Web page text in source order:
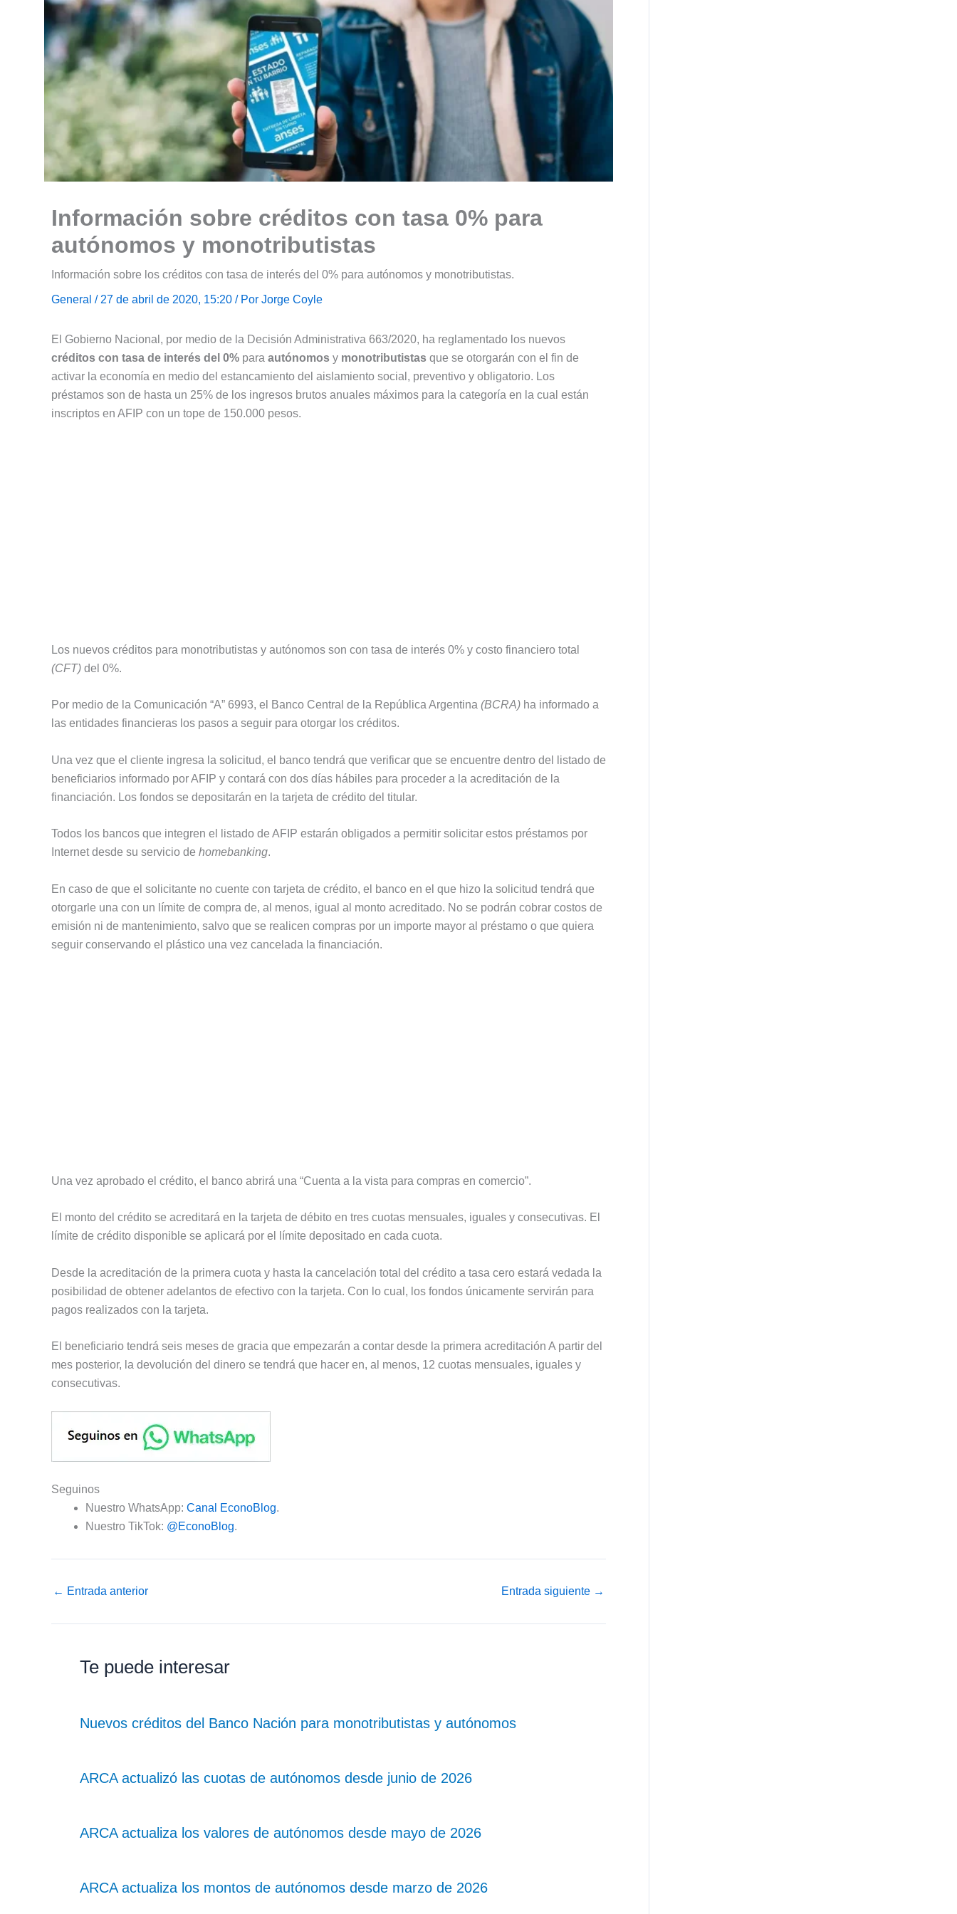
Información sobre créditos con tasa 0% para
autónomos y monotributistas
Información sobre los créditos con tasa de interés del 0% para autónomos y monotributistas.
General / 27 de abril de 2020, 15:20 / Por Jorge Coyle
El Gobierno Nacional, por medio de la Decisión Administrativa 663/2020, ha reglamentado los nuevos
créditos con tasa de interés del 0% para autónomos y monotributistas que se otorgarán con el fin de
activar la economía en medio del estancamiento del aislamiento social, preventivo y obligatorio. Los
préstamos son de hasta un 25% de los ingresos brutos anuales máximos para la categoría en la cual están
inscriptos en AFIP con un tope de 150.000 pesos.
Los nuevos créditos para monotributistas y autónomos son con tasa de interés 0% y costo financiero total
(CFT) del 0%.
Por medio de la Comunicación “A” 6993, el Banco Central de la República Argentina (BCRA) ha informado a
las entidades financieras los pasos a seguir para otorgar los créditos.
Una vez que el cliente ingresa la solicitud, el banco tendrá que verificar que se encuentre dentro del listado de
beneficiarios informado por AFIP y contará con dos días hábiles para proceder a la acreditación de la
financiación. Los fondos se depositarán en la tarjeta de crédito del titular.
Todos los bancos que integren el listado de AFIP estarán obligados a permitir solicitar estos préstamos por
Internet desde su servicio de homebanking.
En caso de que el solicitante no cuente con tarjeta de crédito, el banco en el que hizo la solicitud tendrá que
otorgarle una con un límite de compra de, al menos, igual al monto acreditado. No se podrán cobrar costos de
emisión ni de mantenimiento, salvo que se realicen compras por un importe mayor al préstamo o que quiera
seguir conservando el plástico una vez cancelada la financiación.
Una vez aprobado el crédito, el banco abrirá una “Cuenta a la vista para compras en comercio”.
El monto del crédito se acreditará en la tarjeta de débito en tres cuotas mensuales, iguales y consecutivas. El
límite de crédito disponible se aplicará por el límite depositado en cada cuota.
Desde la acreditación de la primera cuota y hasta la cancelación total del crédito a tasa cero estará vedada la
posibilidad de obtener adelantos de efectivo con la tarjeta. Con lo cual, los fondos únicamente servirán para
pagos realizados con la tarjeta.
El beneficiario tendrá seis meses de gracia que empezarán a contar desde la primera acreditación A partir del
mes posterior, la devolución del dinero se tendrá que hacer en, al menos, 12 cuotas mensuales, iguales y
consecutivas.
Seguinos
Nuestro WhatsApp: Canal EconoBlog.
Nuestro TikTok: @EconoBlog.
← Entrada anterior Entrada siguiente →
Te puede interesar
Nuevos créditos del Banco Nación para monotributistas y autónomos
ARCA actualizó las cuotas de autónomos desde junio de 2026
ARCA actualiza los valores de autónomos desde mayo de 2026
ARCA actualiza los montos de autónomos desde marzo de 2026